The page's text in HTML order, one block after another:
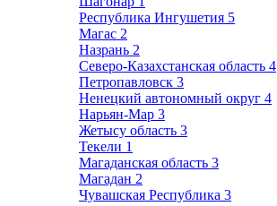
Республика Ингушетия 5
Магас 2
Назрань 2
Северо-Казахстанская область 4
Петропавловск 3
Ненецкий автономный округ 4
Нарьян-Мар 3
Жетысу область 3
Текели 1
Магаданская область 3
Магадан 2
Чувашская Республика 3